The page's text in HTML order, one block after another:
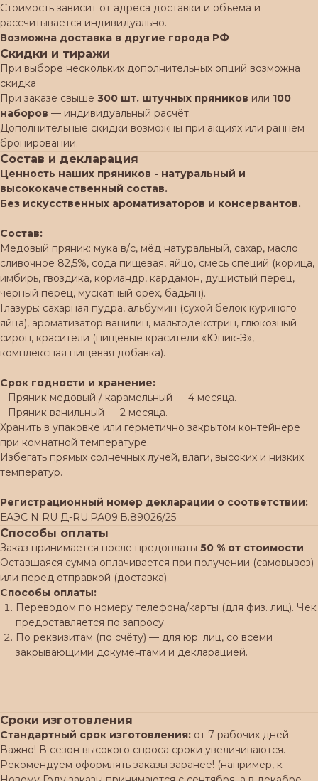
Стоимость зависит от адреса доставки и объема и
рассчитывается индивидуально.
Возможна доставка в другие города РФ
Скидки и тиражи
При выборе нескольких дополнительных опций возможна
скидка
При заказе свыше 300 шт. штучных пряников или 100
наборов — индивидуальный расчёт.
Дополнительные скидки возможны при акциях или раннем
бронировании.
Состав и декларация
Ценность наших пряников - натуральный и
высококачественный состав.
Без искусственных ароматизаторов и консервантов.
Состав:
Медовый пряник: мука в/с, мёд натуральный, сахар, масло
сливочное 82,5%, сода пищевая, яйцо, смесь специй (корица,
имбирь, гвоздика, кориандр, кардамон, душистый перец,
чёрный перец, мускатный орех, бадьян).
Глазурь: сахарная пудра, альбумин (сухой белок куриного
яйца), ароматизатор ванилин, мальтодекстрин, глюкозный
сироп, красители (пищевые красители «Юник-Э»,
комплексная пищевая добавка).
Срок годности и хранение:
– Пряник медовый / карамельный — 4 месяца.
– Пряник ванильный — 2 месяца.
Хранить в упаковке или герметично закрытом контейнере
при комнатной температуре.
Избегать прямых солнечных лучей, влаги, высоких и низких
температур.
Регистрационный номер декларации о соответствии:
ЕАЭС N RU Д-RU.РА09.В.89026/25
Способы оплаты
Заказ принимается после предоплаты 50 % от стоимости.
Оставшаяся сумма оплачивается при получении (самовывоз)
или перед отправкой (доставка).
Способы оплаты:
Переводом по номеру телефона/карты (для физ. лиц). Чек
предоставляется по запросу.
По реквизитам (по счёту) — для юр. лиц, со всеми
закрывающими документами и декларацией.
Сроки изготовления
Стандартный срок изготовления: от 7 рабочих дней.
Важно! В сезон высокого спроса сроки увеличиваются.
Рекомендуем оформлять заказы заранее! (например, к